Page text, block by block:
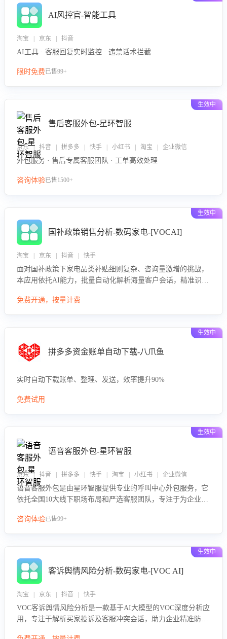
AI风控官-智能工具
淘宝 | 京东 | 抖音
AI工具 · 客服回复实时监控 · 违禁话术拦截
限时免费已售99+
生效中
售后客服外包-星环智服
京东 | 抖音 | 拼多多 | 快手 | 小红书 | 淘宝 | 企业微信
外包服务 · 售后专属客服团队 · 工单高效处理
咨询体验已售1500+
生效中
国补政策销售分析-数码家电-[VOCAI]
淘宝 | 京东 | 抖音 | 快手
面对国补政策下家电品类补贴细则复杂、咨询量激增的挑战，
本应用依托AI能力，批量自动化解析海量客户会话，精准识别
向，深度洞察决策动因。同时全面评估客服团队政策解读准确
免费开通，按量计费
生效中
拼多多资金账单自动下载-八爪鱼
实时自动下载账单、整理、发送，效率提升90%
免费试用
生效中
语音客服外包-星环智服
京东 | 抖音 | 拼多多 | 快手 | 淘宝 | 小红书 | 企业微信
语音客服外包是由星环智服提供专业的呼叫中心外包服务，它
依托全国10大线下职场布局和严选客服团队，专注于为企业提
队和智能工具提升语音客服服务效率和质量，帮助企业实现降
咨询体验已售99+
生效中
客诉舆情风险分析-数码家电-[VOC AI]
淘宝 | 京东 | 抖音 | 快手
VOC客诉舆情风险分析是一款基于AI大模型的VOC深度分析应
用，专注于解析买家投诉及客服冲突会话，助力企业精准防控